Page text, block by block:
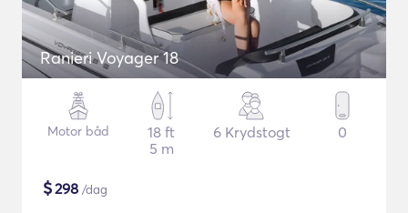
Ranieri Voyager 18
Motor båd
18 ft
5 m
6 Krydstogt 0
$298 /dag